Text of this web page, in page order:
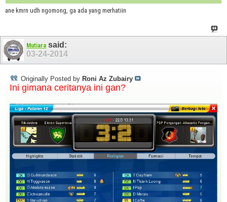
ane kmrn udh ngomong, ga ada yang merhatiin
Mutiara said:
03-24-2014
Originally Posted by Roni Az Zubairy
Ini gimana ceritanya ini gan?